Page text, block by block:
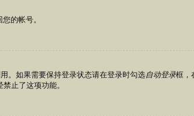
的帐号。
。如果需要保持登录状态请在登录时勾选自动登录框，
止了这项功能。